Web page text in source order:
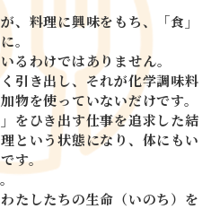
、料理に興味をもち、
「食」
。
るわけではありません。
引き出し、 それが化学調味料
物を使っていないだけです。
をひき出す仕事を追求した結
という状態になり、 体にもい
す。
わたしたちの生命（いのち）を